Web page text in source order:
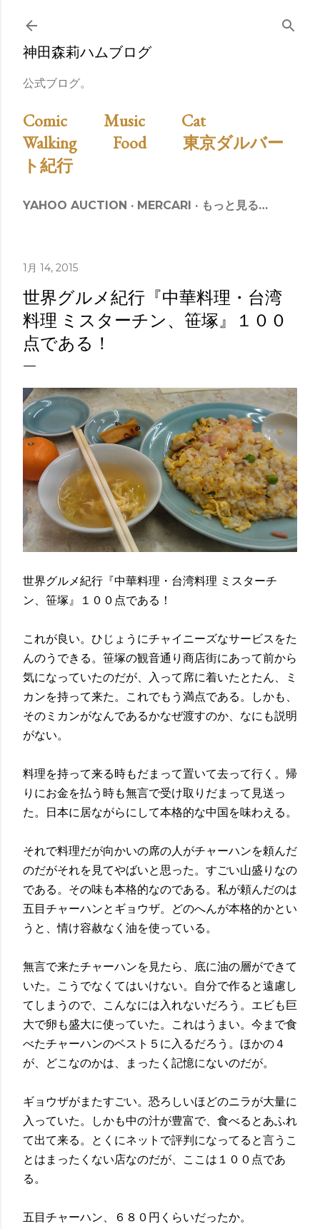
スキップしてメイン コンテンツに移動
神田森莉ハムブログ
公式ブログ。
Comic Music
Cat
Walking
Food
東京ダルバー
ト紀行
YAHOO AUCTION MERCARI もっと見る…
1月 14, 2015
世界グルメ紀行『中華料理・台湾
料理 ミスターチン、笹塚』１００
点である！
世界グルメ紀行『中華料理・台湾料理 ミスターチ
ン、笹塚』１００点である！
これが良い。ひじょうにチャイニーズなサービスをた
んのうできる。笹塚の観音通り商店街にあって前から
気になっていたのだが、入って席に着いたとたん、ミ
カンを持って来た。これでもう満点である。しかも、
そのミカンがなんであるかなぜ渡すのか、なにも説明
がない。
料理を持って来る時もだまって置いて去って行く。帰
りにお金を払う時も無言で受け取りだまって見送っ
た。日本に居ながらにして本格的な中国を味わえる。
それで料理だが向かいの席の人がチャーハンを頼んだ
のだがそれを見てやばいと思った。すごい山盛りなの
である。その味も本格的なのである。私が頼んだのは
五目チャーハンとギョウザ。どのへんが本格的かとい
うと、情け容赦なく油を使っている。
無言で来たチャーハンを見たら、底に油の層ができて
いた。こうでなくてはいけない。自分で作ると遠慮し
てしまうので、こんなには入れないだろう。エビも巨
大で卵も盛大に使っていた。これはうまい。今まで食
べたチャーハンのベスト５に入るだろう。ほかの４
が、どこなのかは、まったく記憶にないのだが。
ギョウザがまたすごい。恐ろしいほどのニラが大量に
入っていた。しかも中の汁が豊富で、食べるとあふれ
て出て来る。とくにネットで評判になってると言うこ
とはまったくない店なのだが、ここは１００点であ
る。
五目チャーハン、６８０円くらいだったか。